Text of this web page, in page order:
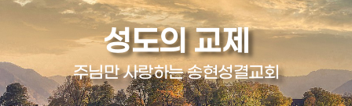
성도의 교제
주님만 사랑하는 송현성결교회